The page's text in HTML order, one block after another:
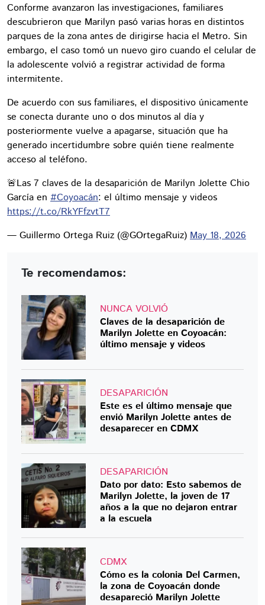
Conforme avanzaron las investigaciones, familiares
descubrieron que Marilyn pasó varias horas en distintos
parques de la zona antes de dirigirse hacia el Metro. Sin
embargo, el caso tomó un nuevo giro cuando el celular de
la adolescente volvió a registrar actividad de forma
intermitente.
De acuerdo con sus familiares, el dispositivo únicamente
se conecta durante uno o dos minutos al día y
posteriormente vuelve a apagarse, situación que ha
generado incertidumbre sobre quién tiene realmente
acceso al teléfono.
🚨Las 7 claves de la desaparición de Marilyn Jolette Chio
García en #Coyoacán: el último mensaje y videos
https://t.co/RkYFfzvtT7
— Guillermo Ortega Ruiz (@GOrtegaRuiz) May 18, 2026
Te recomendamos:
NUNCA VOLVIÓ
Claves de la desaparición de
Marilyn Jolette en Coyoacán:
último mensaje y videos
DESAPARICIÓN
Este es el último mensaje que
envió Marilyn Jolette antes de
desaparecer en CDMX
DESAPARICIÓN
Dato por dato: Esto sabemos de
Marilyn Jolette, la joven de 17
años a la que no dejaron entrar
a la escuela
CDMX
Cómo es la colonia Del Carmen,
la zona de Coyoacán donde
desapareció Marilyn Jolette